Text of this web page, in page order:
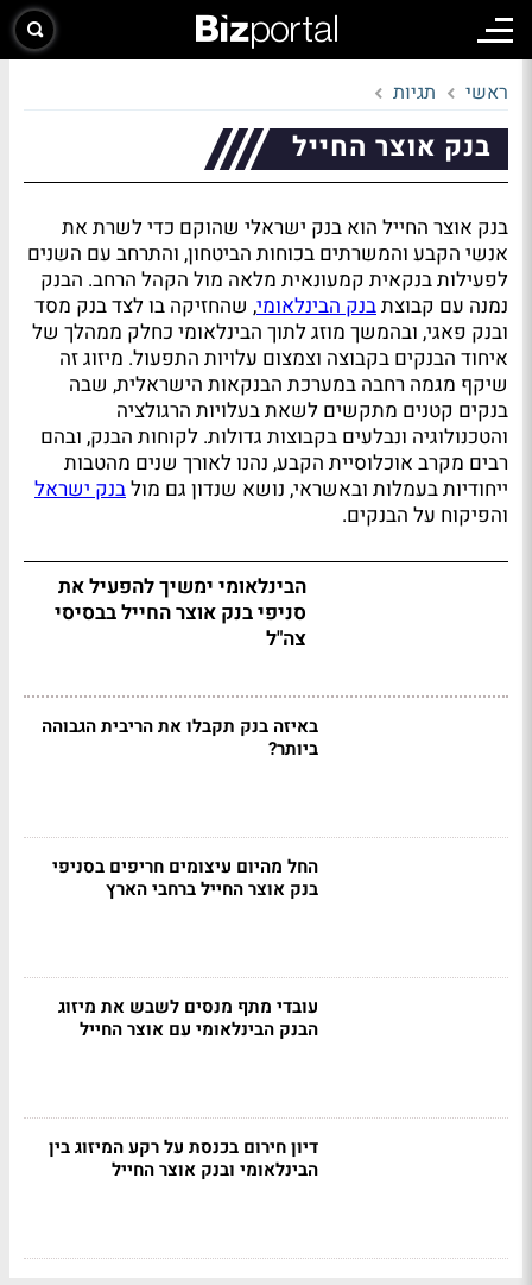
ראשי תגיות
בנק אוצר החייל
בנק אוצר החייל הוא בנק ישראלי שהוקם כדי לשרת את
אנשי הקבע והמשרתים בכוחות הביטחון, והתרחב עם השנים
לפעילות בנקאית קמעונאית מלאה מול הקהל הרחב. הבנק
נמנה עם קבוצתבנק הבינלאומי, שהחזיקה בו לצד בנק מסד
ובנק פאגי, ובהמשך מוזג לתוך הבינלאומי כחלק ממהלך של
איחוד הבנקים בקבוצה וצמצום עלויות התפעול. מיזוג זה
שיקף מגמה רחבה במערכת הבנקאות הישראלית, שבה
בנקים קטנים מתקשים לשאת בעלויות הרגולציה
והטכנולוגיה ונבלעים בקבוצות גדולות. לקוחות הבנק, ובהם
רבים מקרב אוכלוסיית הקבע, נהנו לאורך שנים מהטבות
ייחודיות בעמלות ובאשראי, נושא שנדון גם מולבנק ישראל
והפיקוח על הבנקים.
הבינלאומי ימשיך להפעיל את
סניפי בנק אוצר החייל בבסיסי
צה"ל
באיזה בנק תקבלו את הריבית הגבוהה
ביותר?
החל מהיום עיצומים חריפים בסניפי
בנק אוצר החייל ברחבי הארץ
עובדי מתף מנסים לשבש את מיזוג
הבנק הבינלאומי עם אוצר החייל
דיון חירום בכנסת על רקע המיזוג בין
הבינלאומי ובנק אוצר החייל